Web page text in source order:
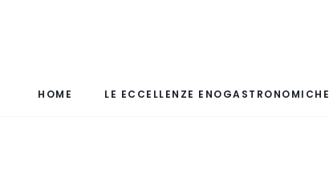
HOME LE ECCELLENZE ENOGASTRONOMICHE